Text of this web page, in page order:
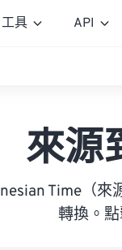
工具 API
來源
Time（
轉換。